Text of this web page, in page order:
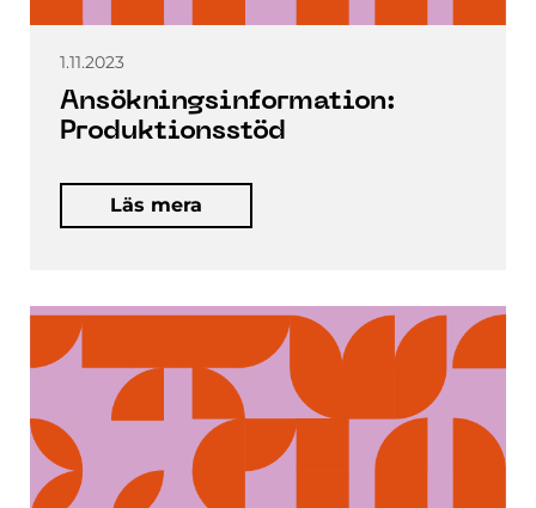
1.11.2023
Ansökningsinformation:
Produktionsstöd
Läs mera